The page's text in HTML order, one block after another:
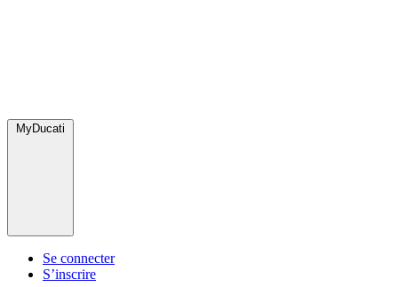
MyDucati
Se connecter
S’inscrire